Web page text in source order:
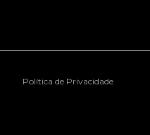
Política de Privacidade